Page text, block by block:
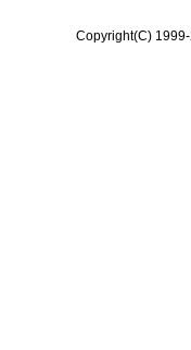
Copyright(C)